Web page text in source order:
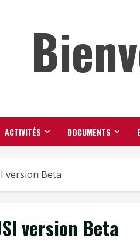
ACTIVITÉS DOCUMENTS
version Beta
version Beta